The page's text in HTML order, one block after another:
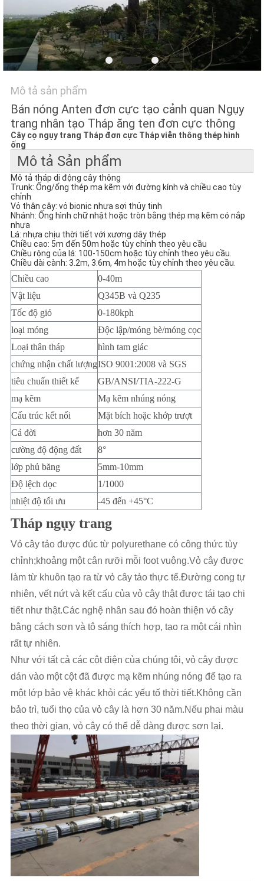
GIÁ
SƠ
ĐỒ
TRANG
WEB
PRIVACY
POLICY
Mô tả sản phẩm
Bán nóng Anten đơn cực tạo cảnh quan Ngụy
trang nhân tạo Tháp ăng ten đơn cực thông
Cây cọ ngụy trang Tháp đơn cực Tháp viễn thông thép hình
ống
Mô tả Sản phẩm
Mô tả tháp di động cây thông
Trunk: Ống/ống thép mạ kẽm với đường kính và chiều cao tùy
chỉnh
Vỏ thân cây: vỏ bionic nhựa sợi thủy tinh
Nhánh: Ống hình chữ nhật hoặc tròn bằng thép mạ kẽm có nắp
nhựa
Lá: nhựa chịu thời tiết với xương dây thép
Chiều cao: 5m đến 50m hoặc tùy chỉnh theo yêu cầu
Chiều rộng của lá: 100-150cm hoặc tùy chỉnh theo yêu cầu.
Chiều dài cành: 3.2m, 3.6m, 4m hoặc tùy chỉnh theo yêu cầu.
Chiều cao
0-40m
Vật liệu
Q345B và Q235
Tốc độ gió
0-180kph
loại móng
Độc lập/móng bè/móng cọc
Loại thân tháp
hình tam giác
chứng nhận chất lượngISO 9001:2008 và SGS
tiêu chuẩn thiết kế
GB/ANSI/TIA-222-G
mạ kẽm
Mạ kẽm nhúng nóng
Cấu trúc kết nối
Mặt bích hoặc khớp trượt
Cả đời
hơn 30 năm
cường độ động đất
8°
lớp phủ băng
5mm-10mm
Độ lệch dọc
1/1000
nhiệt độ tối ưu
-45 đến +45°C
Tháp ngụy trang
Vỏ cây tảo được đúc từ polyurethane có công thức tùy
chỉnh;khoảng một cân rưỡi mỗi foot vuông.Vỏ cây được
làm từ khuôn tạo ra từ vỏ cây tảo thực tế.Đường cong tự
nhiên, vết nứt và kết cấu của vỏ cây thật được tái tạo chi
tiết như thật.Các nghệ nhân sau đó hoàn thiện vỏ cây
bằng cách sơn và tô sáng thích hợp, tạo ra một cái nhìn
rất tự nhiên.
Như với tất cả các cột điện của chúng tôi, vỏ cây được
dán vào một cột đã được mạ kẽm nhúng nóng để tạo ra
một lớp bảo vệ khác khỏi các yếu tố thời tiết.Không cần
bảo trì, tuổi thọ của vỏ cây là hơn 30 năm.Nếu phai màu
theo thời gian, vỏ cây có thể dễ dàng được sơn lại.